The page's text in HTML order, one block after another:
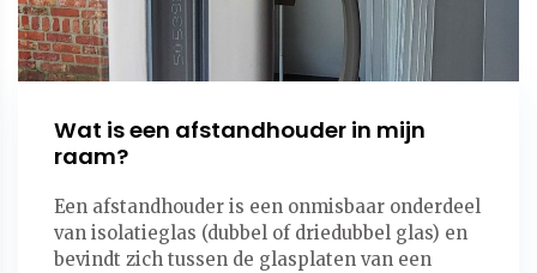
Wat is een afstandhouder in mijn
raam?
Een afstandhouder is een onmisbaar onderdeel
van isolatieglas (dubbel of driedubbel glas) en
bevindt zich tussen de glasplaten van een